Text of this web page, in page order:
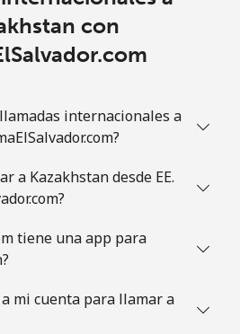
con
internacionales a
a Kazakhstan desde EE.
tiene una app para
mi cuenta para llamar a